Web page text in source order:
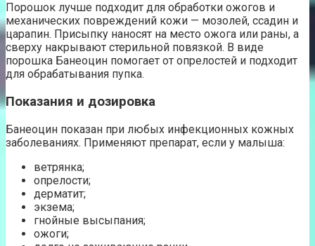
Порошок лучше подходит для обработки ожогов и
механических повреждений кожи — мозолей, ссадин и
царапин. Присыпку наносят на место ожога или раны, а
сверху накрывают стерильной повязкой. В виде
порошка Банеоцин помогает от опрелостей и подходит
для обрабатывания пупка.
Показания и дозировка
Банеоцин показан при любых инфекционных кожных
заболеваниях. Применяют препарат, если у малыша:
ветрянка;
опрелости;
дерматит;
экзема;
гнойные высыпания;
ожоги;